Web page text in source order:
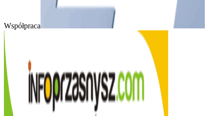
Współpraca